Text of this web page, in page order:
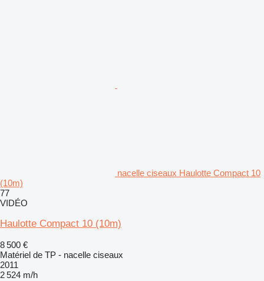
nacelle ciseaux Haulotte Compact 10
(10m)
77
VIDÉO
Haulotte Compact 10 (10m)
8 500 €
Matériel de TP - nacelle ciseaux
2011
2 524 m/h